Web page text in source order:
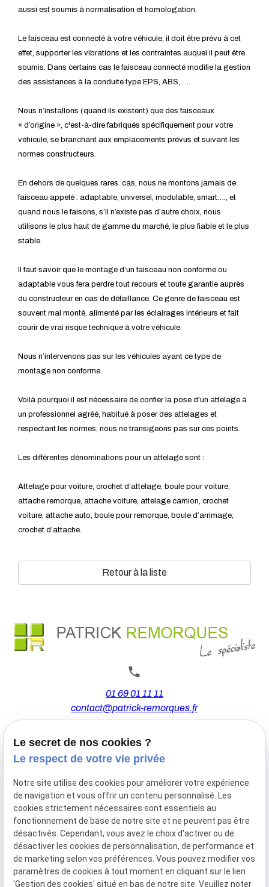
aussi est soumis à normalisation et homologation.
Le faisceau est connecté à votre véhicule, il doit être prévu à cet
effet, supporter les vibrations et les contraintes auquel il peut être
soumis. Dans certains cas le faisceau connecté modifie la gestion
des assistances à la conduite type EPS, ABS, ….
Nous n’installons (quand ils existent) que des faisceaux
« d’origine », c'est-à-dire fabriqués spécifiquement pour votre
véhicule, se branchant aux emplacements prévus et suivant les
normes constructeurs.
En dehors de quelques rares cas, nous ne montons jamais de
faisceau appelé : adaptable, universel, modulable, smart…., et
quand nous le faisons, s’il n’existe pas d’autre choix, nous
utilisons le plus haut de gamme du marché, le plus fiable et le plus
stable.
Il faut savoir que le montage d’un faisceau non conforme ou
adaptable vous fera perdre tout recours et toute garantie auprès
du constructeur en cas de défaillance. Ce genre de faisceau est
souvent mal monté, alimenté par les éclairages intérieurs et fait
courir de vrai risque technique à votre véhicule.
Nous n’intervenons pas sur les véhicules ayant ce type de
montage non conforme.
Voilà pourquoi il est nécessaire de confier la pose d'un attelage à
un professionnel agréé, habitué à poser des attelages et
respectant les normes, nous ne transigeons pas sur ces points.
Les différentes dénominations pour un attelage sont :
Attelage pour voiture, crochet d’attelage, boule pour voiture,
attache remorque, attache voiture, attelage camion, crochet
voiture, attache auto, boule pour remorque, boule d’arrimage,
crochet d’attache.
Retour à la liste
01 69 01 11 11
contact@patrick-remorques.fr
44 Avenue de la Division Leclerc
91160 BALLAINVILLIERS
Du Mardi au Samedi
De 9h00 à 12h30 et de 13h30 à 18h00
Le Lundi sur rendez-vous.
Mentions
Politique de
Gestion
Plan du
Le secret de nos cookies ?
Le respect de votre vie privée
Notre site utilise des cookies pour améliorer votre expérience
de navigation et vous offrir un contenu personnalisé. Les
cookies strictement nécessaires sont essentiels au
fonctionnement de base de notre site et ne peuvent pas être
désactivés. Cependant, vous avez le choix d'activer ou de
désactiver les cookies de personnalisation, de performance et
de marketing selon vos préférences. Vous pouvez modifier vos
paramètres de cookies à tout moment en cliquant sur le lien
'Gestion des cookies' situé en bas de notre site. Veuillez noter